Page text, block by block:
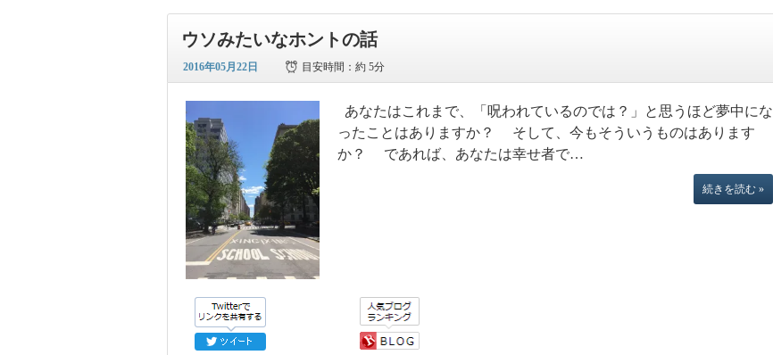
ウソみたいなホントの話
2016年05月22日 目安時間：約 5分
あなたはこれまで、「呪われているのでは？」と思うほど夢中にな
ったことはありますか？ そして、今もそういうものはあります
か？ であれば、あなたは幸せ者で…
続きを読む »